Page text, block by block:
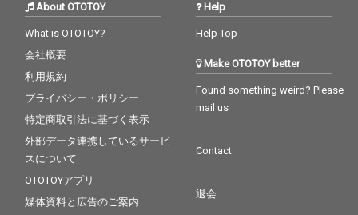
About OTOTOY
What is OTOTOY?
会社概要
利用規約
プライバシー・ポリシー
特定商取引法に基づく表示
外部データ連携しているサービ
スについて
OTOTOYアプリ
媒体資料と広告のご案内
Help
Help Top
Make OTOTOY better
Found something weird? Please
mail us
Contact
退会